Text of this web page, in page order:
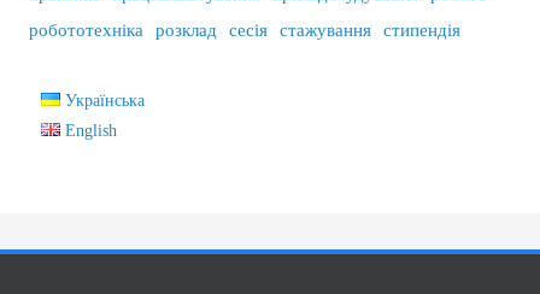
робототехніка
розклад сесія стажування стипендія
Українська
English